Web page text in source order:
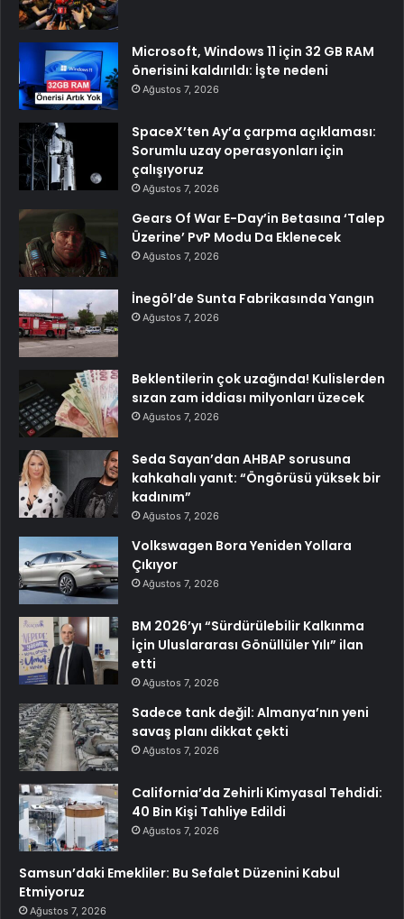
Microsoft, Windows 11 için 32 GB RAM
önerisini kaldırıldı: İşte nedeni
Ağustos 7, 2026
SpaceX’ten Ay’a çarpma açıklaması:
Sorumlu uzay operasyonları için
çalışıyoruz
Ağustos 7, 2026
Gears Of War E-Day’in Betasına ‘Talep
Üzerine’ PvP Modu Da Eklenecek
Ağustos 7, 2026
İnegöl’de Sunta Fabrikasında Yangın
Ağustos 7, 2026
Beklentilerin çok uzağında! Kulislerden
sızan zam iddiası milyonları üzecek
Ağustos 7, 2026
Seda Sayan’dan AHBAP sorusuna
kahkahalı yanıt: “Öngörüsü yüksek bir
kadınım”
Ağustos 7, 2026
Volkswagen Bora Yeniden Yollara
Çıkıyor
Ağustos 7, 2026
BM 2026’yı “Sürdürülebilir Kalkınma
İçin Uluslararası Gönüllüler Yılı” ilan
etti
Ağustos 7, 2026
Sadece tank değil: Almanya’nın yeni
savaş planı dikkat çekti
Ağustos 7, 2026
California’da Zehirli Kimyasal Tehdidi:
40 Bin Kişi Tahliye Edildi
Ağustos 7, 2026
Samsun’daki Emekliler: Bu Sefalet Düzenini Kabul
Etmiyoruz
Ağustos 7, 2026